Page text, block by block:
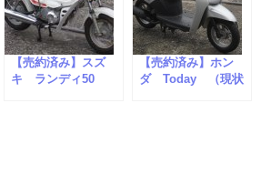
【売約済み】スズ
キ ランディ50
【売約済み】ホン
ダ Today （現状